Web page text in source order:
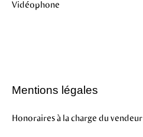
Vidéophone
Mentions légales
Honoraires à la charge du vendeur